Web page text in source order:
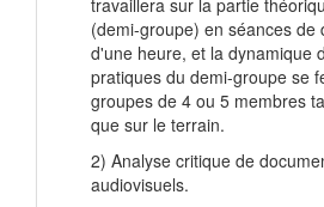
travaillera sur la partie
(demi-groupe) en séances de
d'une heure, et la dynamique
pratiques du demi-groupe se
groupes de 4 ou 5 membres
que sur le terrain.
2) Analyse critique de
audiovisuels.